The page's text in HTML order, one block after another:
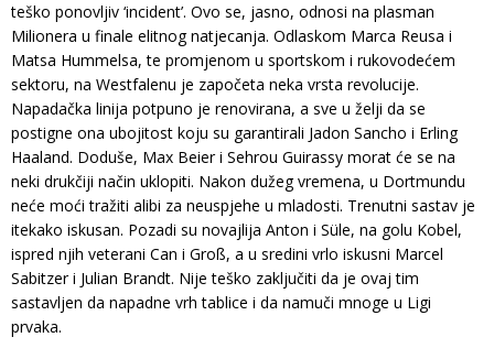
teško ponovljiv ‘incident’. Ovo se, jasno, odnosi na plasman
Milionera u finale elitnog natjecanja. Odlaskom Marca Reusa i
Matsa Hummelsa, te promjenom u sportskom i rukovodećem
sektoru, na Westfalenu je započeta neka vrsta revolucije.
Napadačka linija potpuno je renovirana, a sve u želji da se
postigne ona ubojitost koju su garantirali Jadon Sancho i Erling
Haaland. Doduše, Max Beier i Sehrou Guirassy morat će se na
neki drukčiji način uklopiti. Nakon dužeg vremena, u Dortmundu
neće moći tražiti alibi za neuspjehe u mladosti. Trenutni sastav je
itekako iskusan. Pozadi su novajlija Anton i Süle, na golu Kobel,
ispred njih veterani Can i Groß, a u sredini vrlo iskusni Marcel
Sabitzer i Julian Brandt. Nije teško zaključiti da je ovaj tim
sastavljen da napadne vrh tablice i da namuči mnoge u Ligi
prvaka.